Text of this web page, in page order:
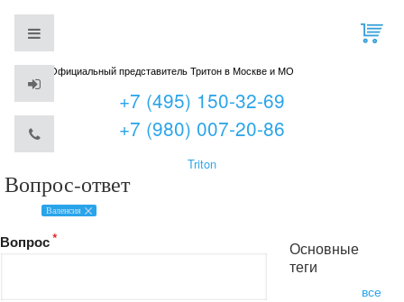
Официальный представитель Тритон в Москве и МО
+7 (495) 150-32-69
+7 (980) 007-20-86
Triton
Вопрос-ответ
Валенсия
Вопрос
Основные
теги
все